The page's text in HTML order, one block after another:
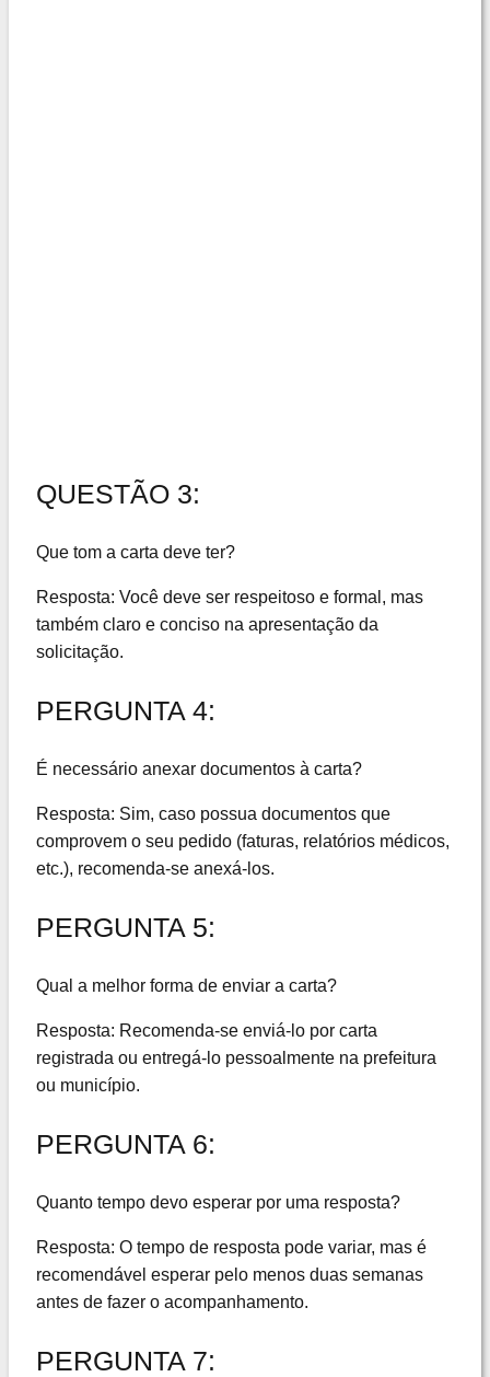
QUESTÃO 3:
Que tom a carta deve ter?
Resposta: Você deve ser respeitoso e formal, mas
também claro e conciso na apresentação da
solicitação.
PERGUNTA 4:
É necessário anexar documentos à carta?
Resposta: Sim, caso possua documentos que
comprovem o seu pedido (faturas, relatórios médicos,
etc.), recomenda-se anexá-los.
PERGUNTA 5:
Qual a melhor forma de enviar a carta?
Resposta: Recomenda-se enviá-lo por carta
registrada ou entregá-lo pessoalmente na prefeitura
ou município.
PERGUNTA 6:
Quanto tempo devo esperar por uma resposta?
Resposta: O tempo de resposta pode variar, mas é
recomendável esperar pelo menos duas semanas
antes de fazer o acompanhamento.
PERGUNTA 7: